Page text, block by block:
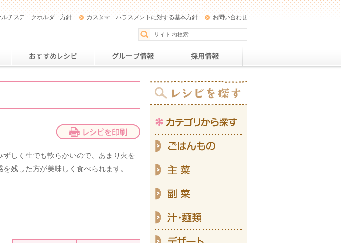
ルチステークホルダー方針 カスタマーハラスメントに対する基本方針 お問い合わせ
ずしく生でも軟らかいので、あまり火を
残した方が美味しく食べられます。